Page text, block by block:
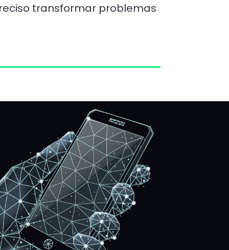
transformar problemas